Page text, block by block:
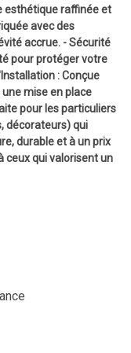
esthétique raffinée et
avec des
accrue. - Sécurité
pour protéger votre
: Conçue
mise en place
pour les particuliers
décorateurs) qui
durable et à un prix
ceux qui valorisent un